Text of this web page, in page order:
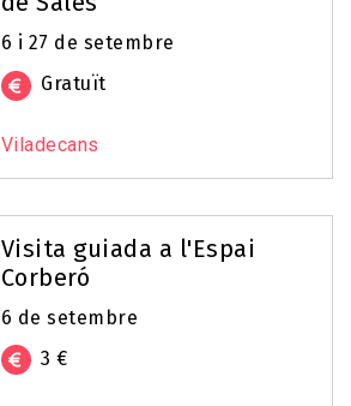
6 i 27 de setembre
Gratuït
Viladecans
Visita guiada a l'Espai
Corberó
6 de setembre
3 €